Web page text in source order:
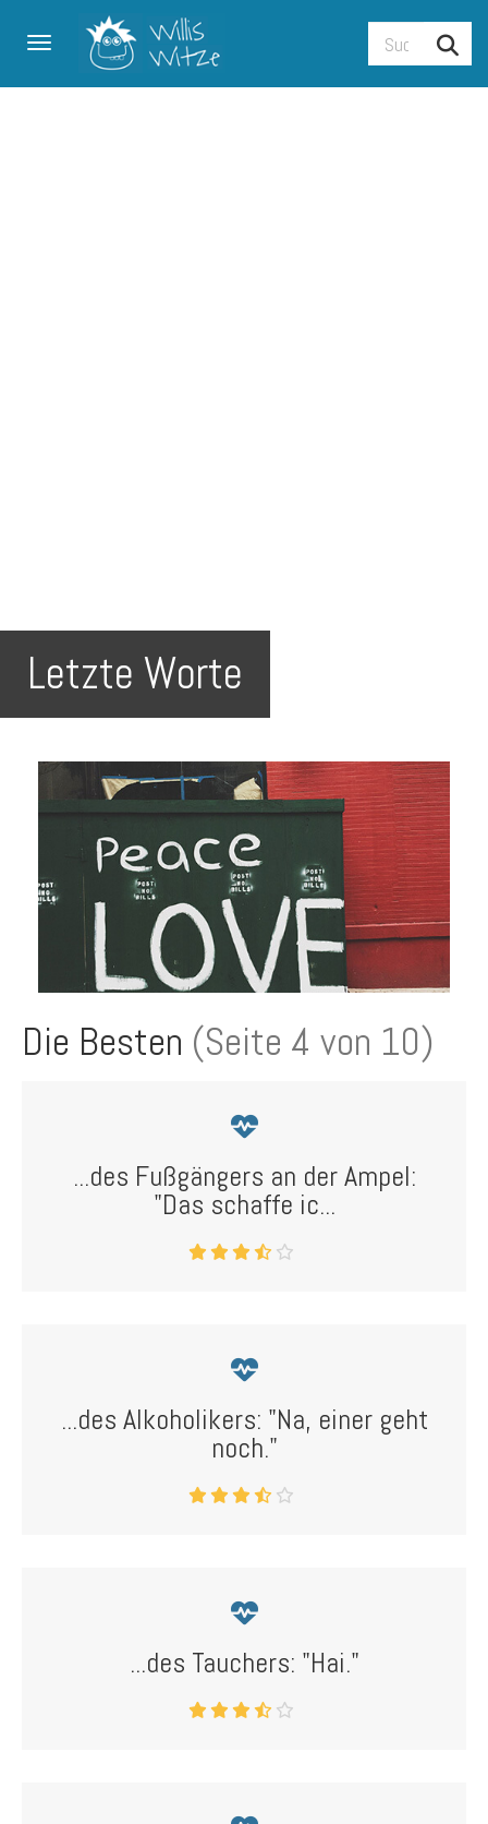
Toggle navigation
Letzte Worte
Die Besten (Seite 4 von 10)
...des Fußgängers an der Ampel:
"Das schaffe ic...
...des Alkoholikers: "Na, einer geht
noch."
...des Tauchers: "Hai."